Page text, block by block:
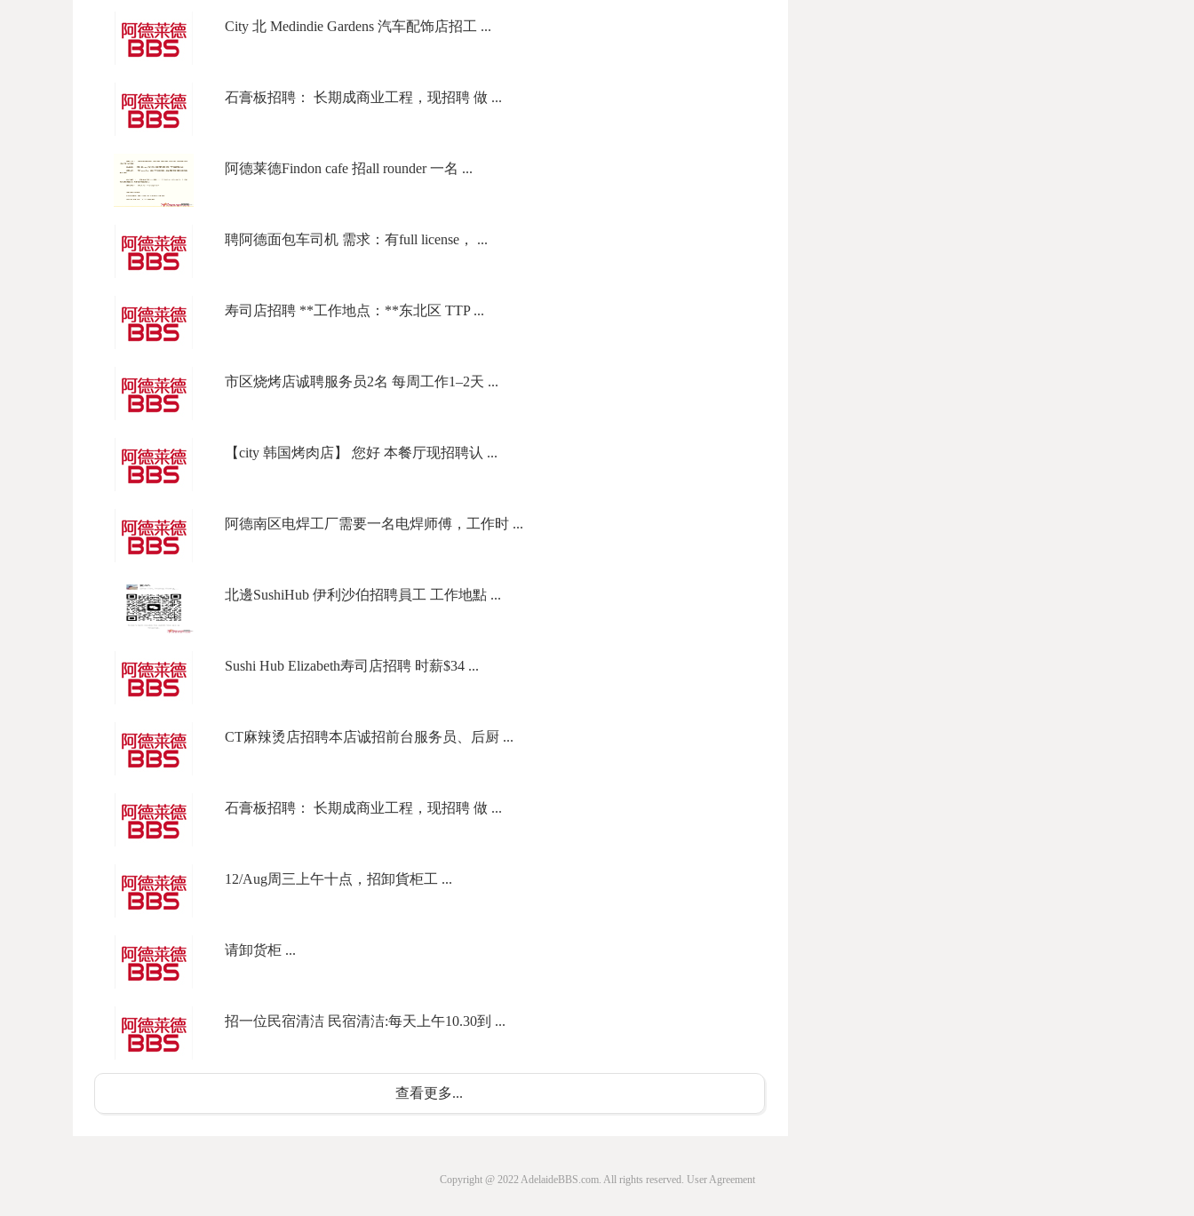
City 北 Medindie Gardens 汽车配饰店招工 ...
石膏板招聘： 长期成商业工程，现招聘 做 ...
阿德莱德Findon cafe 招all rounder 一名 ...
聘阿德面包车司机 需求：有full license， ...
寿司店招聘 **工作地点：**东北区 TTP ...
市区烧烤店诚聘服务员2名 每周工作1–2天 ...
【city 韩国烤肉店】 您好 本餐厅现招聘认 ...
阿德南区电焊工厂需要一名电焊师傅，工作时 ...
北邊SushiHub 伊利沙伯招聘員工 工作地點 ...
Sushi Hub Elizabeth寿司店招聘 时薪$34 ...
CT麻辣烫店招聘本店诚招前台服务员、后厨 ...
石膏板招聘： 长期成商业工程，现招聘 做 ...
12/Aug周三上午十点，招卸貨柜工 ...
请卸货柜 ...
招一位民宿清洁 民宿清洁:每天上午10.30到 ...
查看更多...
Copyright @ 2022 AdelaideBBS.com. All rights reserved. User Agreement